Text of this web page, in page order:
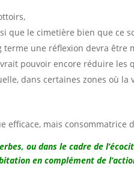
que le cimetière bien que ce
une réflexion devra être
pouvoir encore réduire les
dans certaines zones où
efficace, mais consommatrice
ou dans le cadre de
en complément de